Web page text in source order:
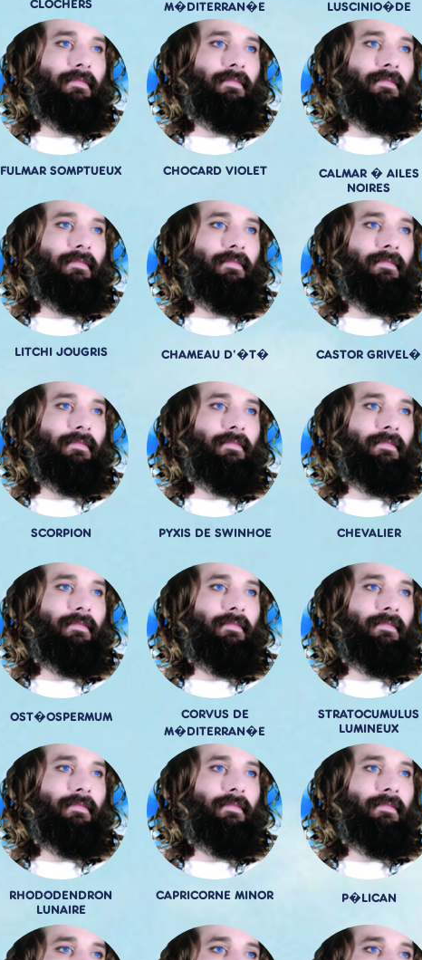
CLOCHERS
M�DITERRAN�E
LUSCINIO�DE
FULMAR SOMPTUEUX CHOCARD VIOLET
CALMAR � AILES
NOIRES
LITCHI JOUGRIS CHAMEAU D'�T� CASTOR GRIVEL�
SCORPION PYXIS DE SWINHOE CHEVALIER
OST�OSPERMUM
CORVUS DE
M�DITERRAN�E
STRATOCUMULUS
LUMINEUX
RHODODENDRON
LUNAIRE
CAPRICORNE MINOR P�LICAN